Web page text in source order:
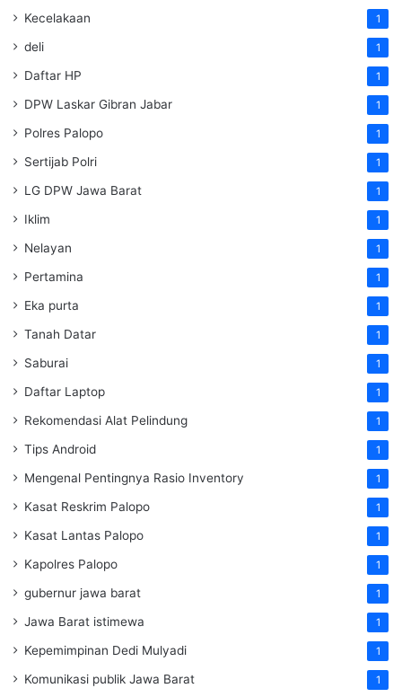
Kecelakaan 1
deli 1
Daftar HP 1
DPW Laskar Gibran Jabar 1
Polres Palopo 1
Sertijab Polri 1
LG DPW Jawa Barat 1
Iklim 1
Nelayan 1
Pertamina 1
Eka purta 1
Tanah Datar 1
Saburai 1
Daftar Laptop 1
Rekomendasi Alat Pelindung 1
Tips Android 1
Mengenal Pentingnya Rasio Inventory 1
Kasat Reskrim Palopo 1
Kasat Lantas Palopo 1
Kapolres Palopo 1
gubernur jawa barat 1
Jawa Barat istimewa 1
Kepemimpinan Dedi Mulyadi 1
Komunikasi publik Jawa Barat 1